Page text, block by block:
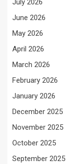
July 2026
June 2026
May 2026
April 2026
March 2026
February 2026
January 2026
December 2025
November 2025
October 2025
September 2025